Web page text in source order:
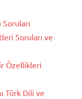
Soruları
Soruları ve
Özellikleri
Türk Dili ve